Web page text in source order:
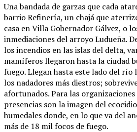
Una bandada de garzas que cada
barrio Refinería, un chajá que
casa en Villa Gobernador Gálvez, o
inmediaciones del arroyo Ludueña.
los incendios en las islas del delta,
mamíferos llegaron hasta la ciudad
fuego. Llegan hasta este lado del río
los nadadores más diestros;
afortunados. Para las
presencias son la imagen del
humedales donde, en lo que va del
más de 18 mil focos de fuego.